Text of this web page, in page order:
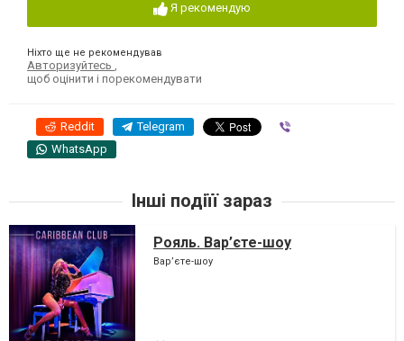
Я рекомендую
Ніхто ще не рекомендував
Авторизуйтесь
щоб оцінити і порекомендувати
Reddit Telegram
WhatsApp
Інші подіїї зараз
Рояль. Вар’єте-шоу
Вар’єте-шоу